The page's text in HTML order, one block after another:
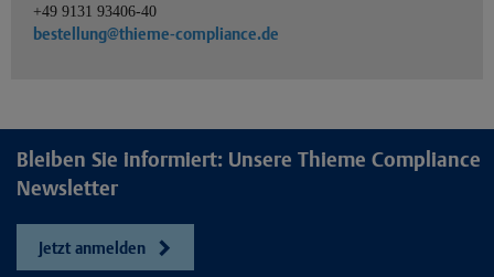
+49 9131 93406-40
bestellung@thieme-compliance.de
Bleiben Sie informiert: Unsere Thieme Compliance
Newsletter
Jetzt anmelden